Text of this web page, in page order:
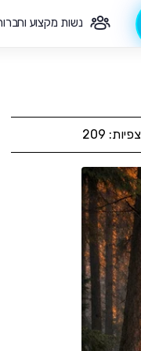
נשות מקצוע
צפיות: 209